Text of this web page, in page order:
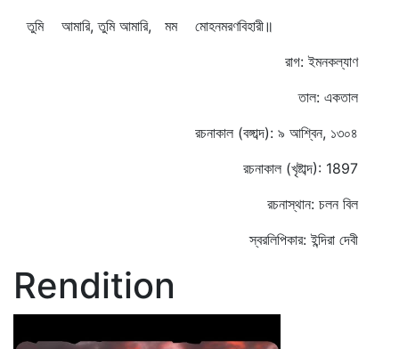
তুমি আমারি, তুমি আমারি, মম মোহনমরণবিহারী॥
রাগ: ইমনকল্যাণ
তাল: একতাল
রচনাকাল (বঙ্গাব্দ): ৯ আশ্বিন, ১৩০৪
রচনাকাল (খৃষ্টাব্দ): 1897
রচনাস্থান: চলন বিল
স্বরলিপিকার: ইন্দিরা দেবী
Rendition